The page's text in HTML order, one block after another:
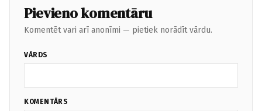
Pievieno komentāru
Komentēt vari arī anonīmi — pietiek norādīt vārdu.
VĀRDS
KOMENTĀRS